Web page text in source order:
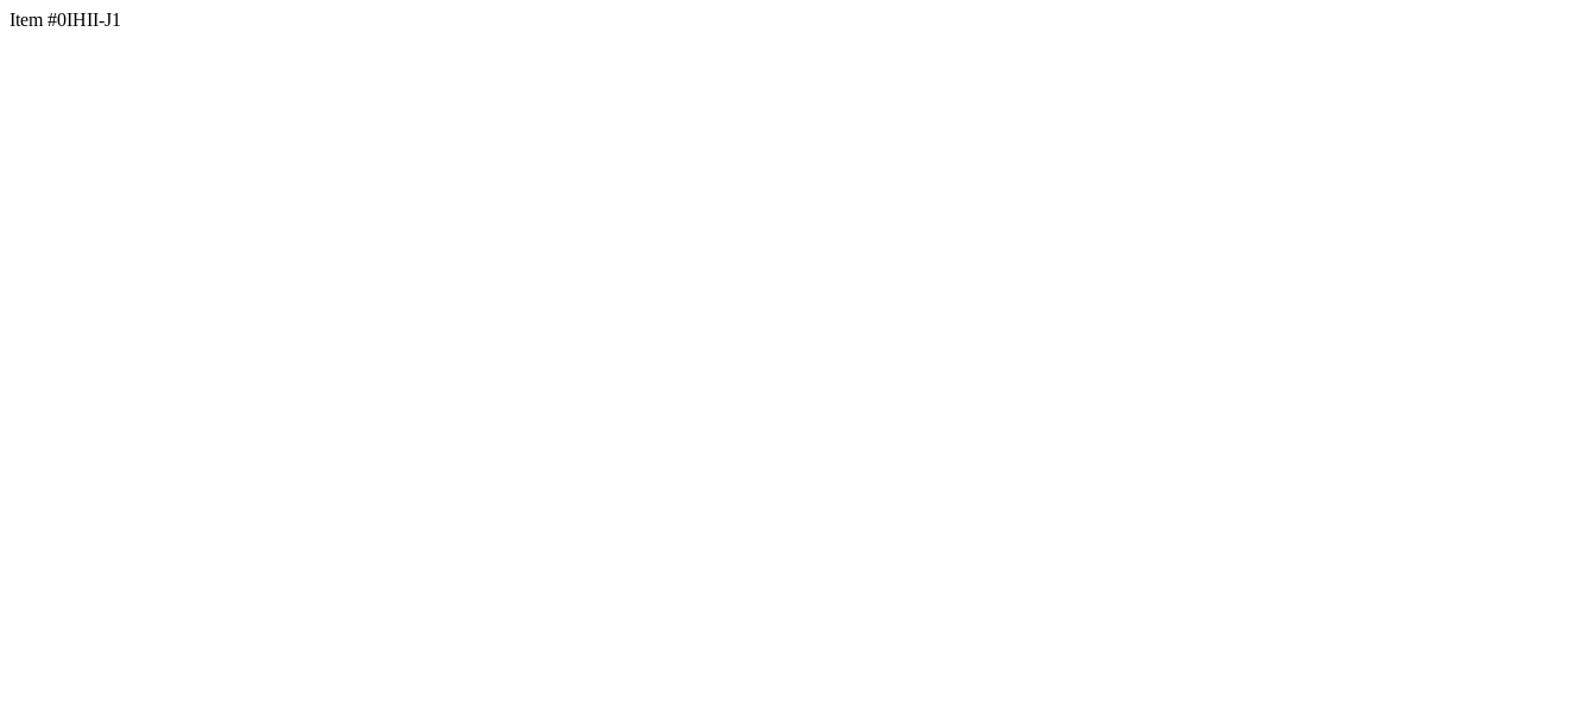
Item #0IHII-J1